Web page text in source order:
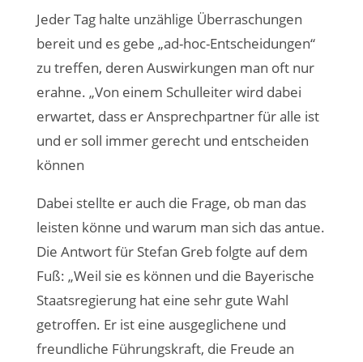
Jeder Tag halte unzählige Überraschungen
bereit und es gebe „ad-hoc-Entscheidungen“
zu treffen, deren Auswirkungen man oft nur
erahne. „Von einem Schulleiter wird dabei
erwartet, dass er Ansprechpartner für alle ist
und er soll immer gerecht und entscheiden
können
Dabei stellte er auch die Frage, ob man das
leisten könne und warum man sich das antue.
Die Antwort für Stefan Greb folgte auf dem
Fuß: „Weil sie es können und die Bayerische
Staatsregierung hat eine sehr gute Wahl
getroffen. Er ist eine ausgeglichene und
freundliche Führungskraft, die Freude an